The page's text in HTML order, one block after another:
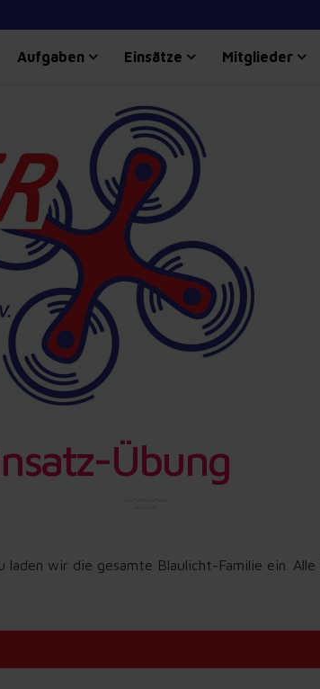
Aufgaben Einsätze Mitglieder
Übung
wir die gesamte Blaulicht-Familie ein.